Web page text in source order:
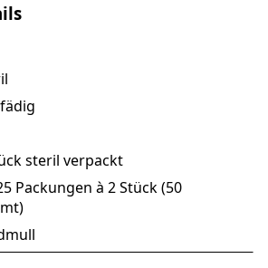
steril verpackt
Packungen à 2 Stück (50